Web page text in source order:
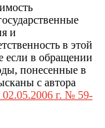
и
в этой
если в обращении
понесенные в
с автора
02.05.2006 г. № 59-